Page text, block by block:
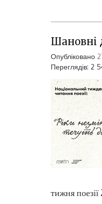
Шановні
Опубліковано
Переглядів: 2
тижня